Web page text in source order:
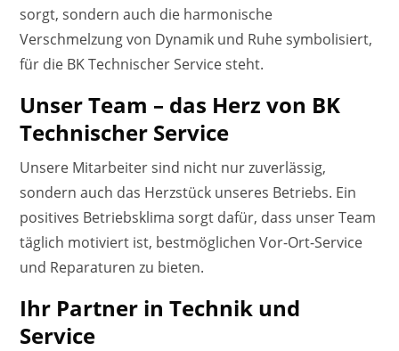
sorgt, sondern auch die harmonische
Verschmelzung von Dynamik und Ruhe symbolisiert,
für die BK Technischer Service steht.
Unser Team – das Herz von BK
Technischer Service
Unsere Mitarbeiter sind nicht nur zuverlässig,
sondern auch das Herzstück unseres Betriebs. Ein
positives Betriebsklima sorgt dafür, dass unser Team
täglich motiviert ist, bestmöglichen Vor-Ort-Service
und Reparaturen zu bieten.
Ihr Partner in Technik und
Service